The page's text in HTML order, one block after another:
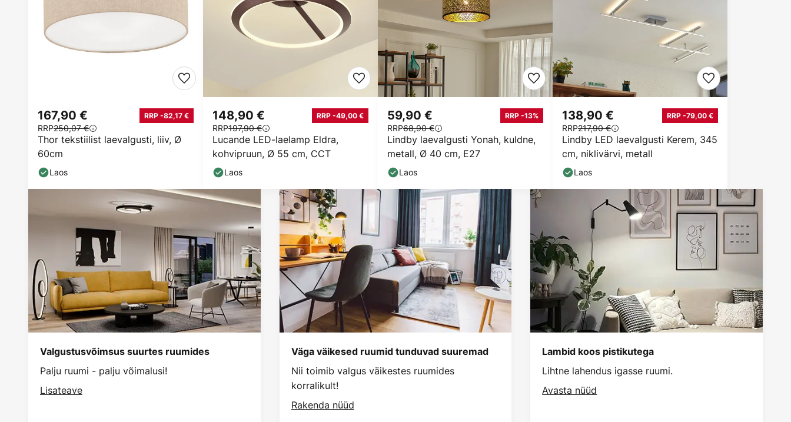
Thor tekstiilist laevalgusti, liiv, Ø
60cm
167,90 € RRP -82,17 €
RRP250,07 €
Laos
Lucande LED-laelamp Eldra,
kohvipruun, Ø 55 cm, CCT
148,90 € RRP -49,00 €
RRP197,90 €
Laos
Lindby laevalgusti Yonah, kuldne,
metall, Ø 40 cm, E27
59,90 € RRP -13%
RRP68,90 €
Laos
Lindby LED laevalgusti Kerem, 345
cm, niklivärvi, metall
138,90 € RRP -79,00 €
RRP217,90 €
Laos
Valgustusvõimsus suurtes ruumides
Palju ruumi - palju võimalusi!
Lisateave
Väga väikesed ruumid tunduvad suuremad
Nii toimib valgus väikestes ruumides
korralikult!
Rakenda nüüd
Lambid koos pistikutega
Lihtne lahendus igasse ruumi.
Avasta nüüd